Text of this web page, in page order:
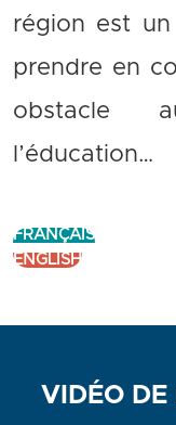
région est
prendre en
obstacle
l’éducation…
FRANÇAIS
ENGLISH
VIDÉO DE